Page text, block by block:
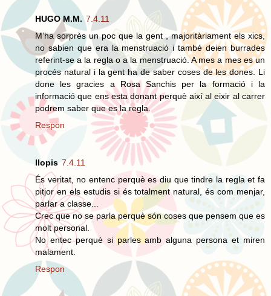
HUGO M.M. 7.4.11
M’ha sorprès un poc que la gent , majoritàriament els xics,
no sabien que era la menstruació i també deien burrades
referint-se a la regla o a la menstruació. A mes a mes es un
procés natural i la gent ha de saber coses de les dones. Li
done les gracies a Rosa Sanchis per la formació i la
informació que ens esta donant perquè així al eixir al carrer
podrem saber que es la regla.
Respon
llopis 7.4.11
És veritat, no entenc perquè es diu que tindre la regla et fa
pitjor en els estudis si és totalment natural, és com menjar,
parlar a classe...
Crec que no se parla perquè són coses que pensem que es
molt personal.
No entec perquè si parles amb alguna persona et miren
malament.
Respon